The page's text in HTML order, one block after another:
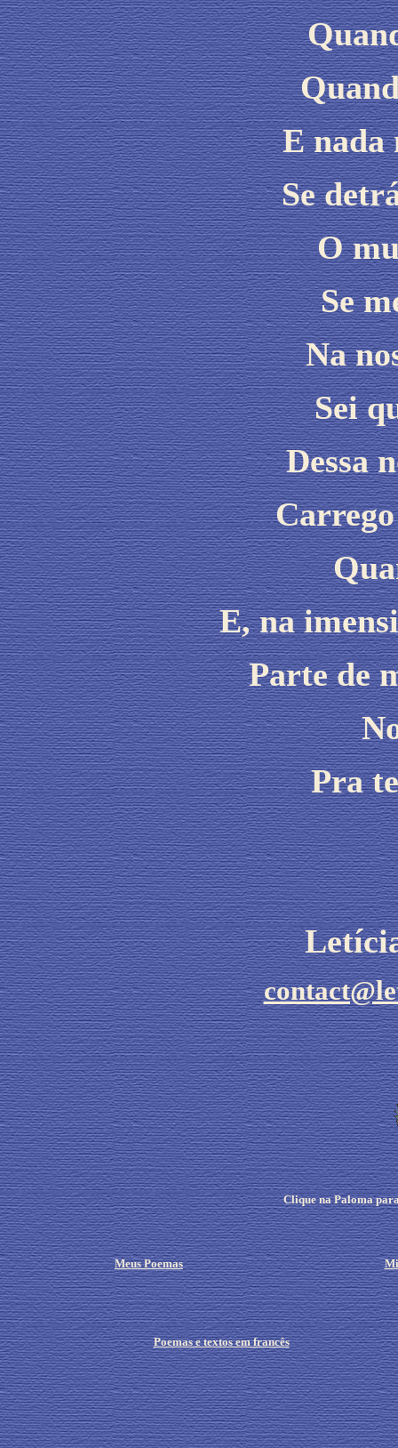
E nada
Se
O
Se
Na
Sei
Dessa
E, na
Parte de
Pra
Clique na Paloma
Meus Poemas
Poemas e textos em francês